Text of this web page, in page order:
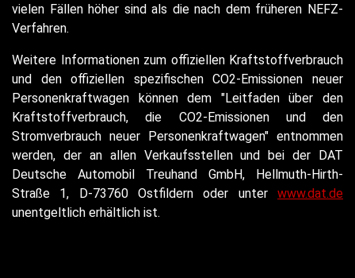
vielen Fällen höher sind als die nach dem früheren NEFZ-
Verfahren.
Weitere Informationen zum offiziellen Kraftstoffverbrauch
und den offiziellen spezifischen CO2-Emissionen neuer
Personenkraftwagen können dem "Leitfaden über den
Kraftstoffverbrauch, die CO2-Emissionen und den
Stromverbrauch neuer Personenkraftwagen" entnommen
werden, der an allen Verkaufsstellen und bei der DAT
Deutsche Automobil Treuhand GmbH, Hellmuth-Hirth-
Straße 1, D-73760 Ostfildern oder unter www.dat.de
unentgeltlich erhältlich ist.